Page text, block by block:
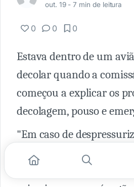
out. 19 -7 min de leitura
0 0 0
Estava dentro de um
decolar quando a
começou a explicar os
decolagem, pouso e
"Em caso de
máscaras de oxigênio